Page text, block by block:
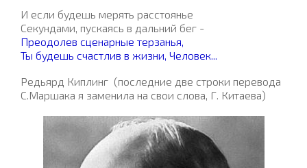
И если будешь мерять расстоянье
Секундами, пускаясь в дальний бег -
Преодолев сценарные терзанья,
Ты будешь счастлив в жизни, Человек...
Редьярд Киплинг (последние две строки перевода
С.Маршака я заменила на свои слова, Г. Китаева)